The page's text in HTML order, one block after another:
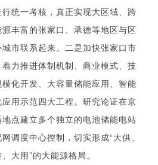
统一考核，真正实现大区域、跨
丰富的张家口、承德等地区与区
市联系起来。二是加快张家口市
力推进体制机制、商业模式、技
化开发、大容量储能应用、智能
用示范四大工程。研究论证在京
点建立多个独立的电池储能电站
调度中心控制，切实形成“大供、
大用”的大能源格局。